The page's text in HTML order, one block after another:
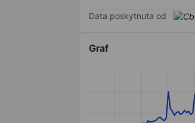
Data poskytnuta od
Graf
Line chart with 299
The chart has 1 X